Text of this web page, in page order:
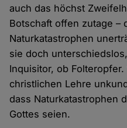
auch das höchst
Botschaft offen zutage –
Naturkatastrophen
sie doch
Inquisitor, ob
christlichen Lehre
dass Naturkatastrophen
Gottes seien.